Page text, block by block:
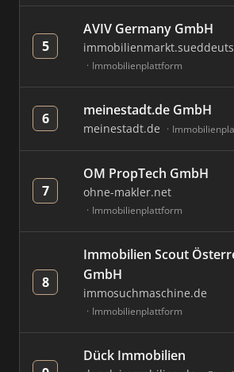
5
AVIV Germany GmbH
Immobilienplattform
6 meinestadt.de GmbH
meinestadt.de
7
OM PropTech GmbH
ohne-makler.net
Immobilienplattform
8
Immobilien Scout
GmbH
immosuchmaschine.de
Immobilienplattform
Dück Immobilien